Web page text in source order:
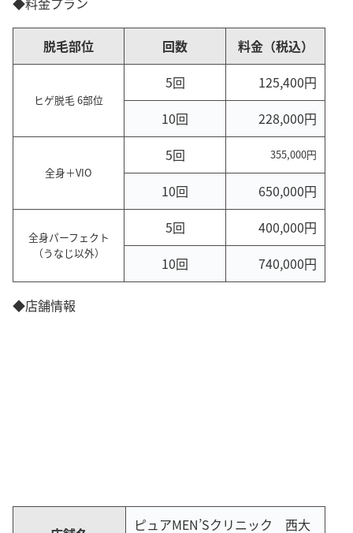
脱毛部位 回数 料金（税込）
ヒゲ脱毛 6部位
5回
125,400円
10回
228,000円
全身＋VIO
5回 355,000円
10回 650,000円
全身パーフェクト
（うなじ以外）
5回
400,000円
10回
740,000円
◆店舗情報
ピュアMEN’Sクリニック 西大